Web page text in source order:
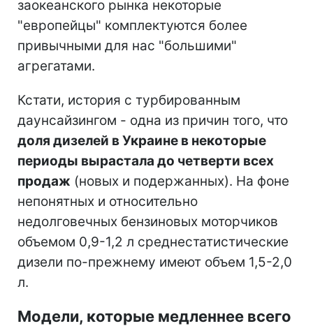
заокеанского рынка некоторые
"европейцы" комплектуются более
привычными для нас "большими"
агрегатами.
Кстати, история с турбированным
даунсайзингом - одна из причин того, что
доля дизелей в Украине в некоторые
периоды вырастала до четверти всех
продаж (новых и подержанных). На фоне
непонятных и относительно
недолговечных бензиновых моторчиков
объемом 0,9-1,2 л среднестатистические
дизели по-прежнему имеют объем 1,5-2,0
л.
Модели, которые медленнее всего